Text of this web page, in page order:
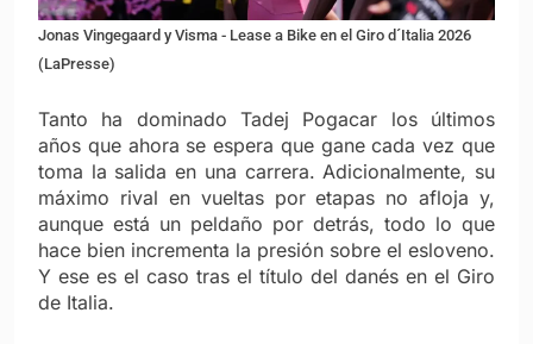
Jonas Vingegaard y Visma - Lease a Bike en el Giro d´Italia 2026
(LaPresse)
Tanto ha dominado Tadej Pogacar los últimos
años que ahora se espera que gane cada vez que
toma la salida en una carrera. Adicionalmente, su
máximo rival en vueltas por etapas no afloja y,
aunque está un peldaño por detrás, todo lo que
hace bien incrementa la presión sobre el esloveno.
Y ese es el caso tras el título del danés en el Giro
de Italia.